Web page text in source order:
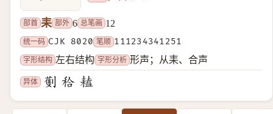
部首 耒 部外 6 总笔画 12
统一码 CJK 8020 笔顺 111234341251
字形结构 左右结构 字形分析 形声；从耒、合声
异体